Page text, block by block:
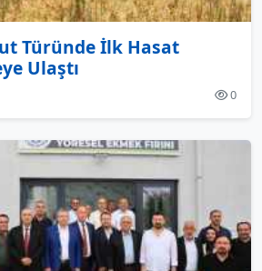
Türünde İlk Hasat
Ulaştı
0